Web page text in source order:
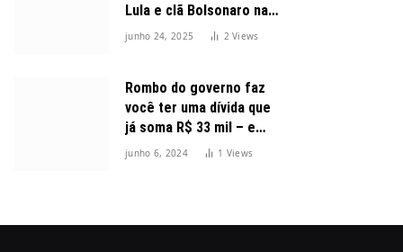
Lula e clã Bolsonaro na
disputa presidencial
junho 24, 2025 2Views
Rombo do governo faz
você ter uma dívida que
já soma R$ 33 mil – e
cresceu 300%
junho 6, 2024 1 Views